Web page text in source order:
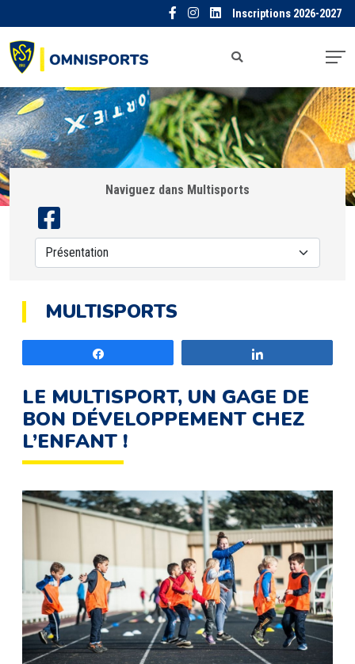
Inscriptions 2026-2027
Naviguez dans Multisports
MULTISPORTS
LE MULTISPORT, UN GAGE DE
BON DÉVELOPPEMENT CHEZ
L’ENFANT !